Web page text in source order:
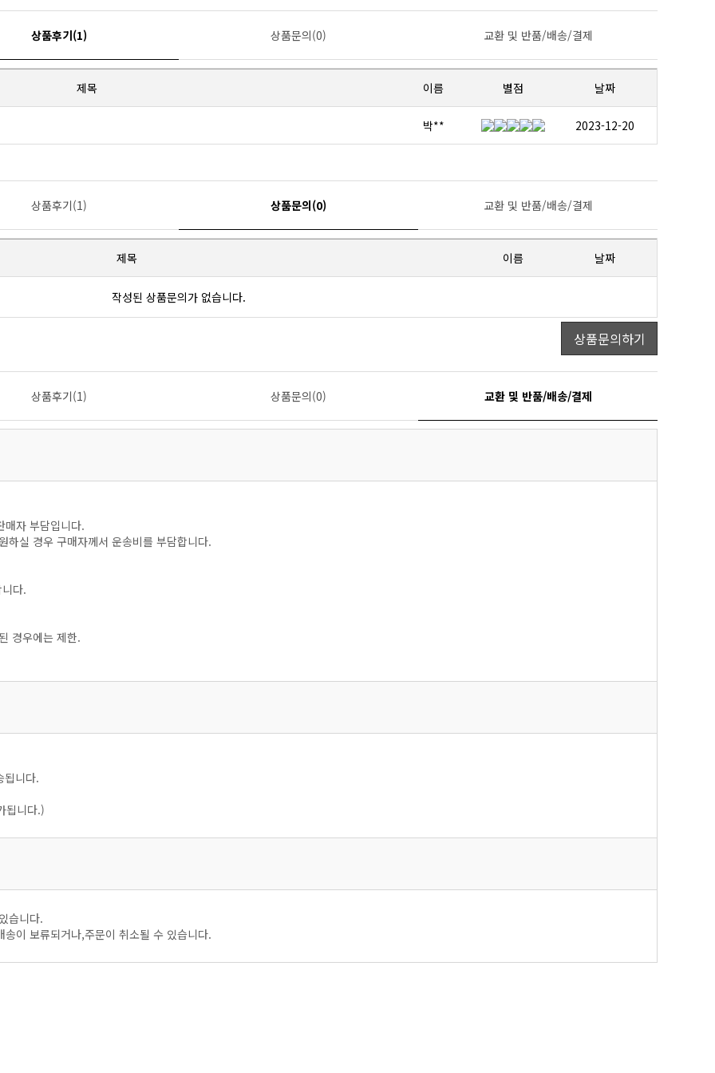
상품후기(1) 상품문의(0) 교환 및 반품/배송/결제
제목 이름 별점 날짜
박** 2023-12-20
상품후기(1) 상품문의(0) 교환 및 반품/배송/결제
제목 이름 날짜
작성된 상품문의가 없습니다.
상품문의하기
상품후기(1) 상품문의(0) 교환 및 반품/배송/결제
매자 부담입니다.
하실 경우 구매자께서 운송비를 부담합니다.
다.
경우에는 제한.
됩니다.
됩니다.)
습니다.
이 보류되거나,주문이 취소될 수 있습니다.